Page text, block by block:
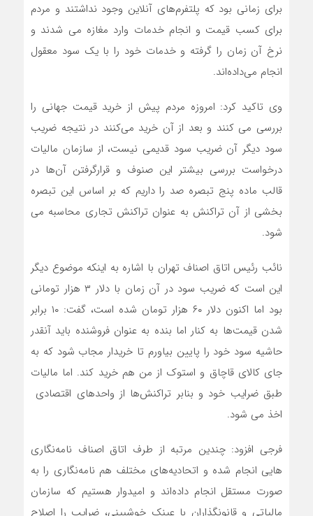
برای زمانی بود که پلتفرم‌های آنلاین وجود نداشتند و مردم
برای کسب قیمت و انجام خدمات وارد مغازه می شدند و
نرخ آن زمان را گرفته و خدمات خود را با یک سود معقول
انجام می‌داده‌اند.
وی تاکید کرد: امروزه مردم پیش از خرید قیمت جهانی را
بررسی می کنند و بعد از آن خرید می‌کنند در نتیجه ضریب
سود دیگر آن ضریب سود قدیمی نیست، از سازمان مالیات
درخواست بررسی بیشتر این صنوف و قرارگرفتن آن‌ها در
قالب ماده پنج تبصره صد را داریم که بر اساس این تبصره
بخشی از آن تراکنش به عنوان تراکنش تجاری محاسبه می
شود.
نائب رئیس اتاق اصناف تهران با اشاره به اینکه موضوع دیگر
این است که ضریب سود در آن زمان با دلار ۳ هزار تومانی
بود اما اکنون دلار ۶۰ هزار تومان شده است، گفت: ۱۰ برابر
شدن قیمت‌ها به کنار اما بنده به عنوان فروشنده باید آنقدر
حاشیه سود خود را پایین بیاورم تا خریدار مجاب شود که به
جای کالای قاچاق و استوک از من هم خرید کند. اما مالیات
طبق ضرایب خود و بنابر تراکنش‌ها از واحدهای اقتصادی
اخذ می شود.
فرجی افزود: چندین مرتبه از طرف اتاق اصناف نامه‌نگاری
هایی انجام شده و اتحادیه‌های مختلف هم نامه‌نگاری را به
صورت مستقل انجام داده‌اند و امیدوار هستیم که سازمان
مالیاتی و قانونگذاران با عینک خوشبینی، ضرایب را اصلاح